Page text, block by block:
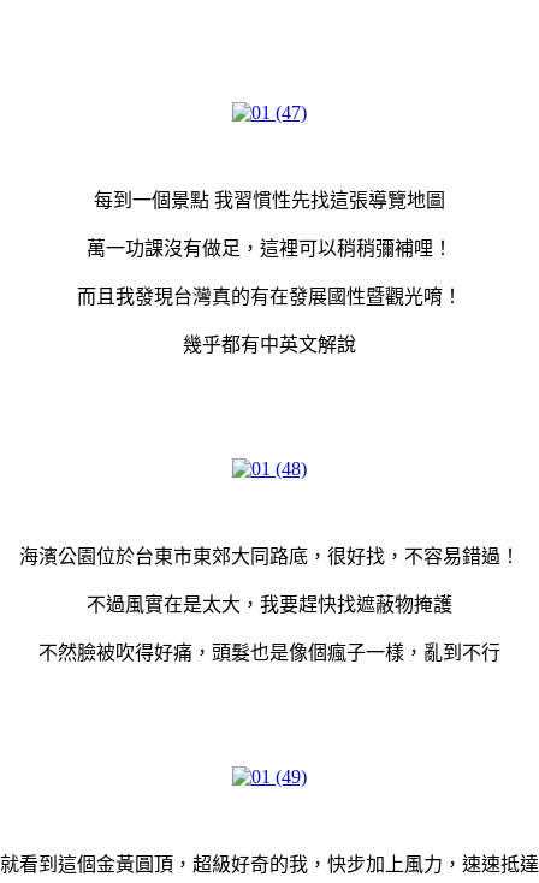
每到一個景點 我習慣性先找這張導覽地圖
萬一功課沒有做足，這裡可以稍稍彌補哩！
而且我發現台灣真的有在發展國性暨觀光唷！
幾乎都有中英文解說
海濱公園位於台東市東郊大同路底，很好找，不容易錯過！
不過風實在是太大，我要趕快找遮蔽物掩護
不然臉被吹得好痛，頭髮也是像個瘋子一樣，亂到不行
看到這個金黃圓頂，超級好奇的我，快步加上風力，速速抵